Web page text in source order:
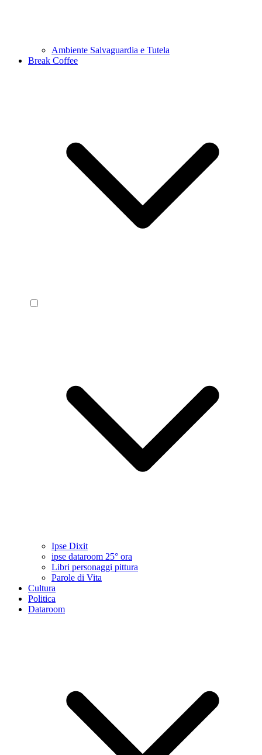
Ambiente Salvaguardia e Tutela
Break Coffee
Ipse Dixit
ipse dataroom 25° ora
Libri personaggi pittura
Parole di Vita
Cultura
Politica
Dataroom